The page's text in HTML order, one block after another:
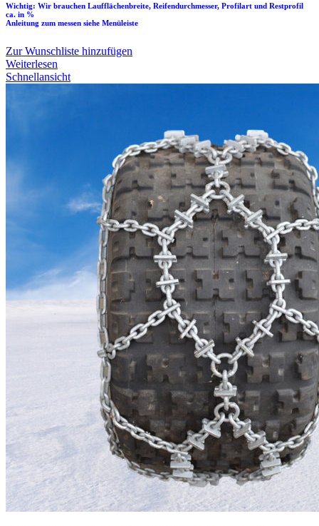
Wichtig: Wir brauchen Laufflächenbreite, Reifendurchmesser, Profilart und Restprofil
ca. in %
Anleitung zum messen siehe Menüleiste
Zur Wunschliste hinzufügen
Weiterlesen
Schnellansicht